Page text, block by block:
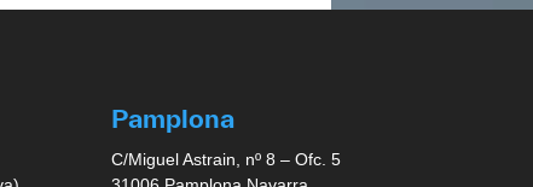
Pamplona
C/Miguel Astrain, nº 8 – Ofc. 5